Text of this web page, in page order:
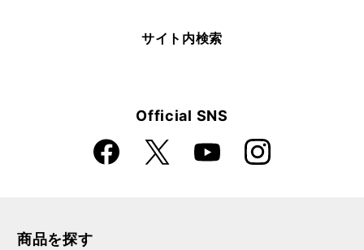
サイト内検索
Official SNS
Faceboo
k
X YouTube Instagra
m
商品を探す